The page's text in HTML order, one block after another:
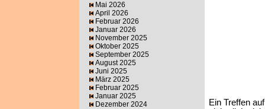
Mai 2026
April 2026
Februar 2026
Januar 2026
November 2025
Oktober 2025
September 2025
August 2025
Juni 2025
März 2025
Februar 2025
Januar 2025
Dezember 2024
Ein Treffen